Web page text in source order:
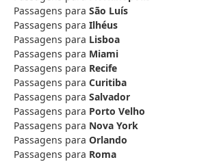
Passagens para São Luís
Passagens para Ilhéus
Passagens para Lisboa
Passagens para Miami
Passagens para Recife
Passagens para Curitiba
Passagens para Salvador
Passagens para Porto Velho
Passagens para Nova York
Passagens para Orlando
Passagens para Roma